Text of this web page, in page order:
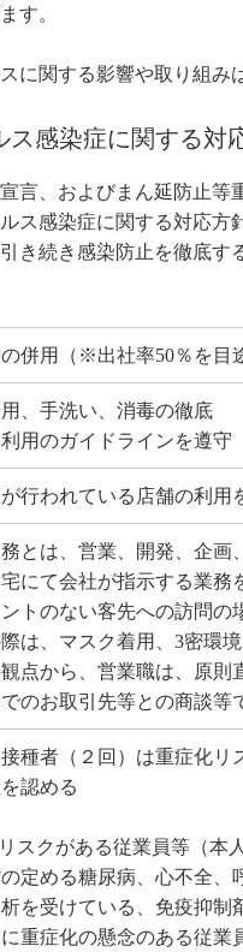
す。
に関する影響や取り組み
ス感染症に関する対
言、およびまん延防止等
ス感染症に関する対応方
き続き感染防止を徹底す
併用（※出社率50％を目
、手洗い、消毒の徹底
用のガイドラインを遵守
行われている店舗の利用
務とは、営業、開発、企
にて会社が指示する業務
ントのない客先への訪問
際は、マスク着用、3密環
観点から、営業職は、原則
でのお取引先等との商談等
種者（２回）は重症化リ
認める
スクがある従業員等（本
の定める糖尿病、心不全
を受けている、免疫抑制
重症化の懸念のある従業